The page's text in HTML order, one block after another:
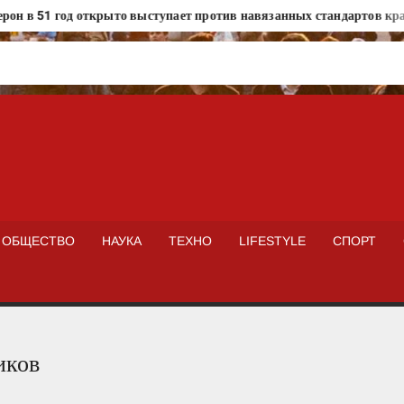
51 год открыто выступает против навязанных стандартов
ОБЩЕСТВО НАУКА ТЕХНО LIFESTYLE СПОРТ